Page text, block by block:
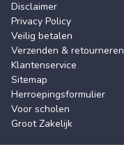
Disclaimer
Privacy Policy
Veilig betalen
Verzenden & retourneren
Klantenservice
Sitemap
Herroepingsformulier
Voor scholen
Groot Zakelijk